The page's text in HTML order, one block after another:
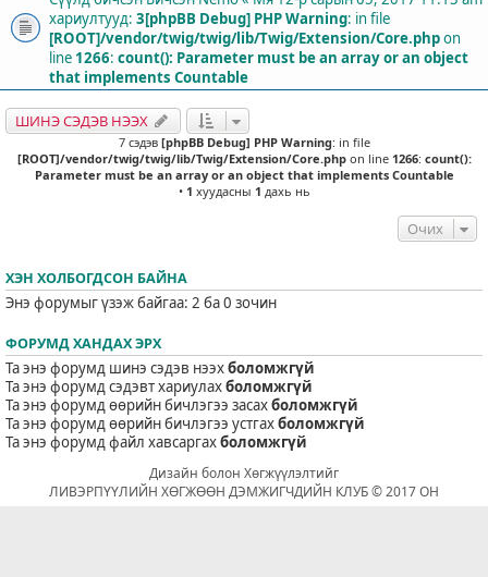
хариултууд: 3[phpBB Debug] PHP Warning: in file
[ROOT]/vendor/twig/twig/lib/Twig/Extension/Core.phpon
line 1266: count(): Parameter must be an array or an object
that implements Countable
ШИНЭ СЭДЭВ НЭЭХ
7 сэдэв [phpBB Debug] PHP Warning: in file
[ROOT]/vendor/twig/twig/lib/Twig/Extension/Core.phpon line 1266: count():
Parameter must be an array or an object that implements Countable
• 1 хуудасны 1 дахь нь
Очих
ХЭН ХОЛБОГДСОН БАЙНА
Энэ форумыг үзэж байгаа: 2 ба 0 зочин
ФОРУМД ХАНДАХ ЭРХ
Та энэ форумд шинэ сэдэв нээхболомжгүй
Та энэ форумд сэдэвт хариулахболомжгүй
Та энэ форумд өөрийн бичлэгээ засахболомжгүй
Та энэ форумд өөрийн бичлэгээ устгахболомжгүй
Та энэ форумд файл хавсаргахболомжгүй
Дизайн болон Хөгжүүлэлтийг
ЛИВЭРПҮҮЛИЙН ХӨГЖӨӨН ДЭМЖИГЧДИЙН КЛУБ © 2017 ОН